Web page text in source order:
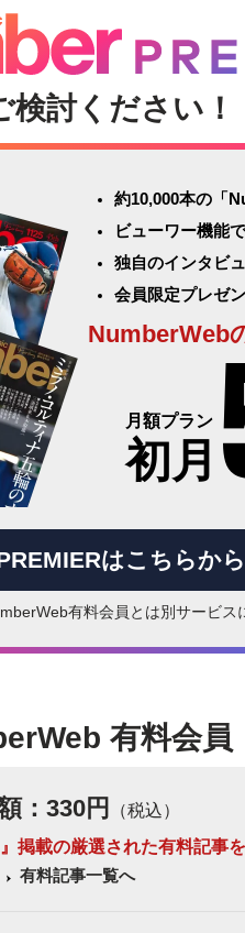
検討ください！
約10,000本の「
ビューワー機能
独自のインタビ
会員限定プレゼ
NumberWeb
月額プラン
初月
はこちらから
有料会員とは別サービス
有料会員
：330円
（税込）
掲載の厳選された有料記事
有料記事一覧へ